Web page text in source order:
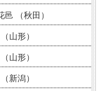
邑 （秋田）
山形）
山形）
新潟）